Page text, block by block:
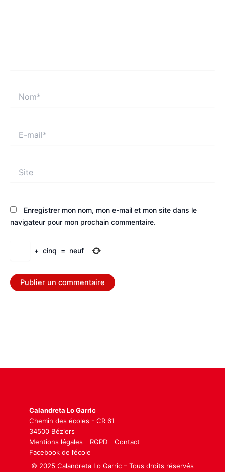
mail*
Enregistrer mon nom, mon e-mail et mon site dans le
navigateur pour mon prochain commentaire.
+ cinq = neuf
Calandreta Lo Garric
Chemin des écoles - CR 61
34500 Béziers
Mentions légales
RGPD
Contact
Facebook de l’école
© 2025 Calandreta Lo Garric – Tous droits réservés